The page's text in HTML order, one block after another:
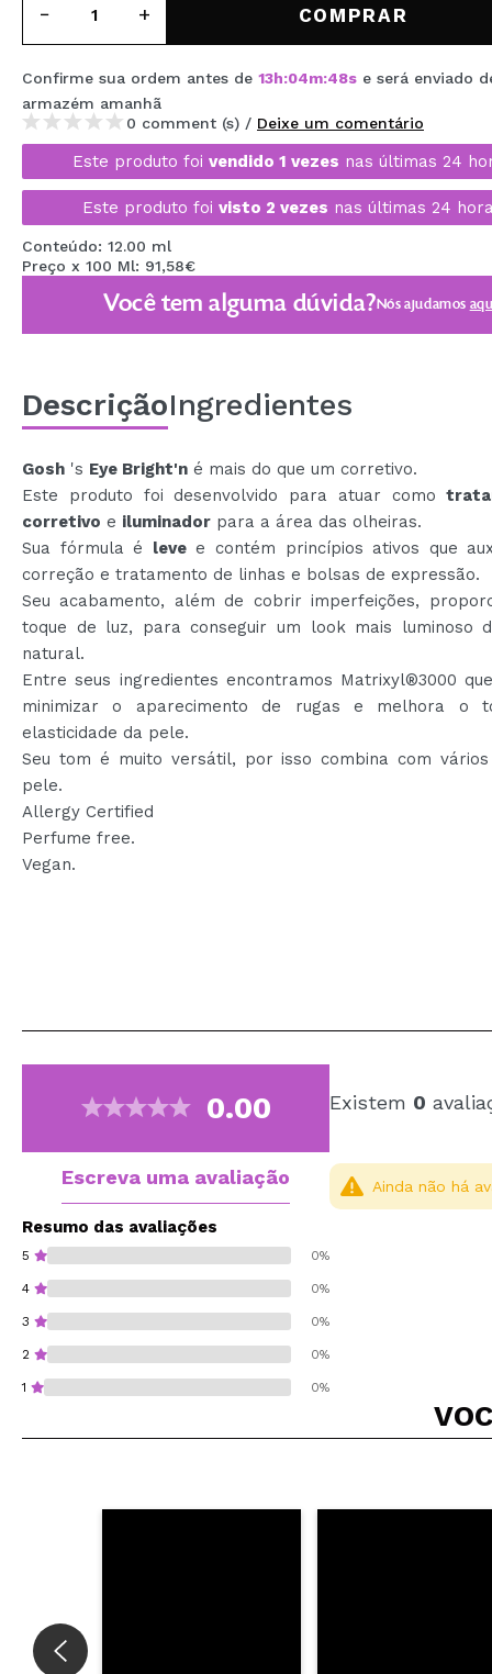
MAQUIFARMA
KOREA ZONE
TRAVEL SIZE
NATURE
DESCONTOS
OUTLET
ELES VOLTARAM!
BLOG
COMPRAR
Confirme sua ordem antes de 13h:04m:47s e será enviado
armazém amanhã
0 comment (s) / Deixe um comentário
Este produto foi vendido 1 vezes nas últimas 24
Este produto foi visto 2 vezes nas últimas 24
Conteúdo: 12.00 ml
Preço x 100 Ml: 91,58€
Você tem alguma dúvida?Nós ajudamos
DescriçãoIngredientes
Gosh 's Eye Bright'n é mais do que um corretivo.
Este produto foi desenvolvido para atuar como
corretivo e iluminador para a área das olheiras.
Sua fórmula é levee contém princípios ativos que
correção e tratamento de linhas e bolsas de expressão.
Seu acabamento, além de cobrir imperfeições,
toque de luz, para conseguir um look mais luminoso
natural.
Entre seus ingredientes encontramos Matrixyl®3000
minimizar o aparecimento de rugas e melhora o
elasticidade da pele.
Seu tom é muito versátil, por isso combina com
pele.
Allergy Certified
Perfume free.
Vegan.
0.00
Escreva uma avaliação
Resumo das avaliações
5 0%
4 0%
3 0%
2 0%
1 0%
Existem 0
Recomenda esta
Ainda não há